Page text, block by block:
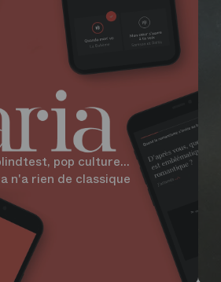
pop culture...
n'a rien de classique